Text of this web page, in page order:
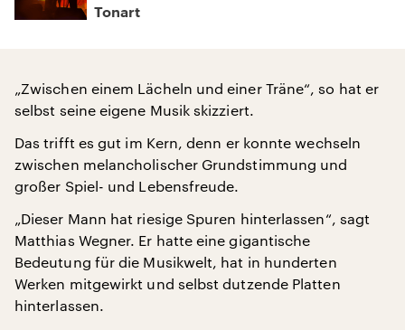
Tonart
„Zwischen einem Lächeln und einer Träne“, so hat er
selbst seine eigene Musik skizziert.
Das trifft es gut im Kern, denn er konnte wechseln
zwischen melancholischer Grundstimmung und
großer Spiel- und Lebensfreude.
„Dieser Mann hat riesige Spuren hinterlassen“, sagt
Matthias Wegner. Er hatte eine gigantische
Bedeutung für die Musikwelt, hat in hunderten
Werken mitgewirkt und selbst dutzende Platten
hinterlassen.